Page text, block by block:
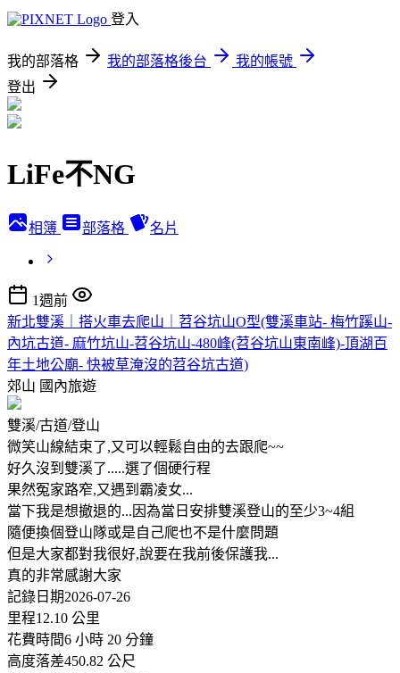
登入
我的部落格 我的部落格後台
我的帳號
登出
LiFe不NG
相簿 部落格 名片
1週前
新北雙溪｜搭火車去爬山｜苕谷坑山O型(雙溪車站- 梅竹蹊山-
內坑古道- 麻竹坑山-苕谷坑山-480峰(苕谷坑山東南峰)-頂湖百
年土地公廟- 快被草淹沒的苕谷坑古道)
郊山 國內旅遊
雙溪/古道/登山
微笑山線結束了,又可以輕鬆自由的去跟爬~~
好久沒到雙溪了.....選了個硬行程
果然冤家路窄,又遇到霸凌女...
當下我是想撤退的...因為當日安排雙溪登山的至少3~4組
隨便換個登山隊或是自己爬也不是什麼問題
但是大家都對我很好,說要在我前後保護我...
真的非常感謝大家
記錄日期2026-07-26
里程12.10 公里
花費時間6 小時 20 分鐘
高度落差450.82 公尺